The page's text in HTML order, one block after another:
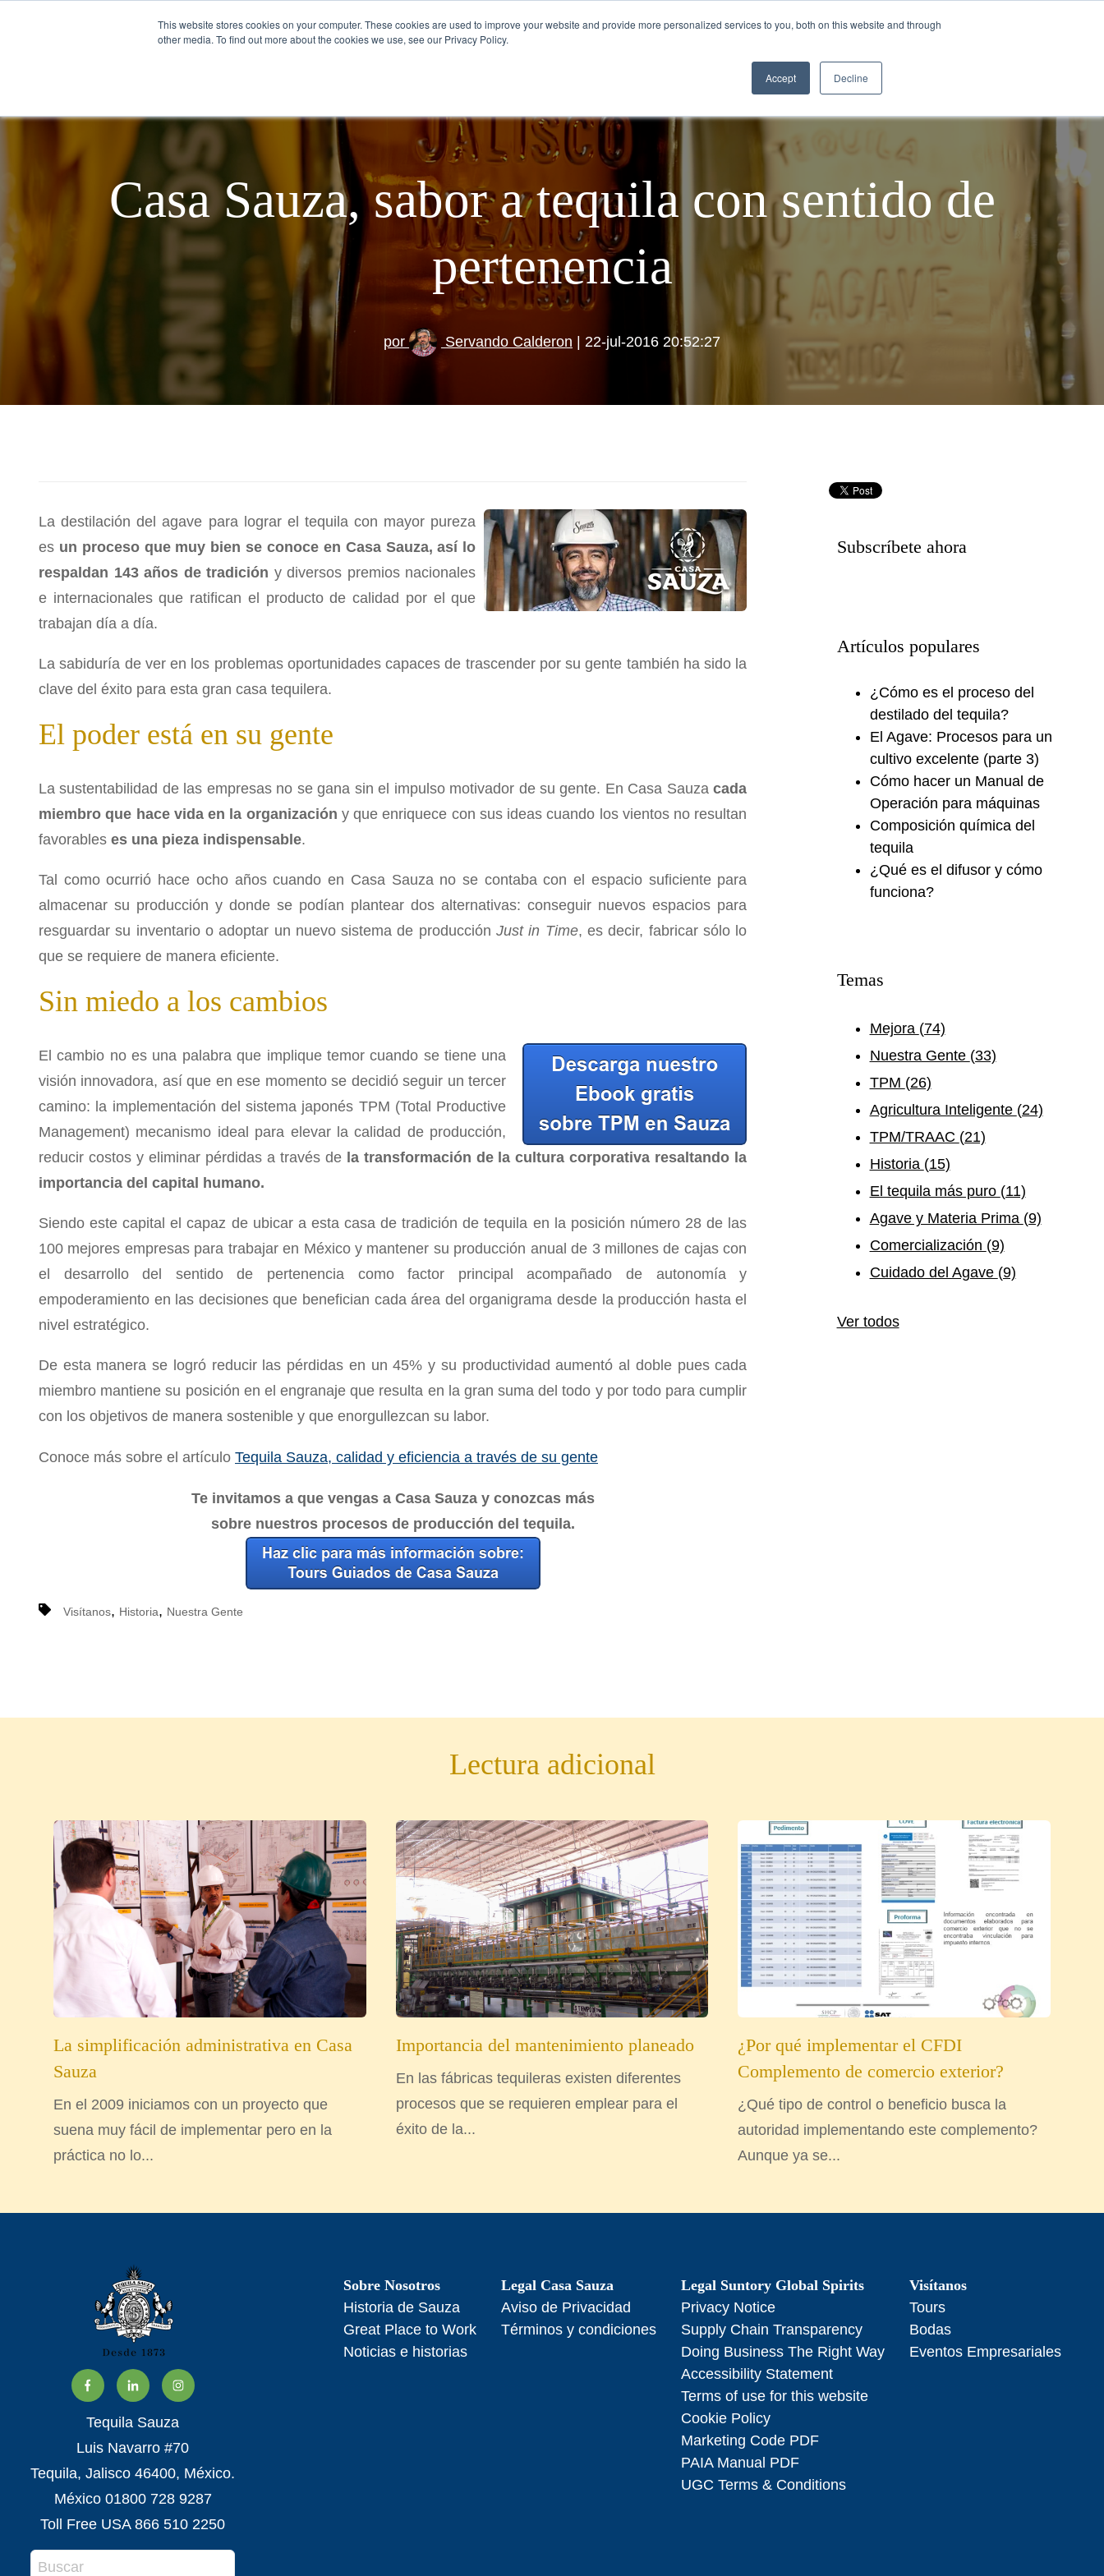
This website stores cookies on your computer. These cookies are used to improve your website and provide more personalized services to you, both on this website and through
other media. To find out more about the cookies we use, see our Privacy Policy.
Accept Decline
Español SOBRE NOSOTROS VISÍTANOS
Casa Sauza, sabor a tequila con sentido de
pertenencia
por Servando Calderon | 22-jul-2016 20:52:27
La destilación del agave para lograr el tequila con mayor pureza
es un proceso que muy bien se conoce en Casa Sauza, así lo
respaldan 143 años de tradición y diversos premios nacionales
e internacionales que ratifican el producto de calidad por el que
trabajan día a día.
La sabiduría de ver en los problemas oportunidades capaces de trascender por su gente también ha sido la
clave del éxito para esta gran casa tequilera.
El poder está en su gente
La sustentabilidad de las empresas no se gana sin el impulso motivador de su gente. En Casa Sauzacada
miembro que hace vida en la organización y que enriquece con sus ideas cuando los vientos no resultan
favorables es una pieza indispensable.
Tal como ocurrió hace ocho años cuando en Casa Sauza no se contaba con el espacio suficiente para
almacenar su producción y donde se podían plantear dos alternativas: conseguir nuevos espacios para
resguardar su inventario o adoptar un nuevo sistema de producciónJust in Time, es decir, fabricar sólo lo
que se requiere de manera eficiente.
Sin miedo a los cambios
El cambio no es una palabra que implique temor cuando se tiene una
visión innovadora, así que en ese momento se decidió seguir un tercer
camino: la implementación del sistema japonés TPM (Total Productive
Management) mecanismo ideal para elevar la calidad de producción,
reducir costos y eliminar pérdidas a través dela transformación de la cultura corporativa resaltando la
importancia del capital humano.
Siendo este capital el capaz de ubicar a esta casa de tradición de tequila en la posición número 28 de las
100 mejores empresas para trabajar en México y mantener su producción anual de 3 millones de cajas con
el desarrollo del sentido de pertenencia como factor principal acompañado de autonomía y
empoderamiento en las decisiones que benefician cada área del organigrama desde la producción hasta el
nivel estratégico.
De esta manera se logró reducir las pérdidas en un 45% y su productividad aumentó al doble pues cada
miembro mantiene su posición en el engranaje que resulta en la gran suma del todo y por todo para cumplir
con los objetivos de manera sostenible y que enorgullezcan su labor.
Conoce más sobre el artículo Tequila Sauza, calidad y eficiencia a través de su gente
Te invitamos a que vengas a Casa Sauza y conozcas más
sobre nuestros procesos de producción del tequila.
Visítanos, Historia, Nuestra Gente
Subscríbete ahora
Artículos populares
¿Cómo es el proceso del
destilado del tequila?
El Agave: Procesos para un
cultivo excelente (parte 3)
Cómo hacer un Manual de
Operación para máquinas
Composición química del
tequila
¿Qué es el difusor y cómo
funciona?
Temas
Mejora (74)
Nuestra Gente (33)
TPM (26)
Agricultura Inteligente (24)
TPM/TRAAC (21)
Historia (15)
El tequila más puro (11)
Agave y Materia Prima (9)
Comercialización (9)
Cuidado del Agave (9)
Ver todos
Lectura adicional
La simplificación administrativa en Casa
Sauza
En el 2009 iniciamos con un proyecto que
suena muy fácil de implementar pero en la
práctica no lo...
Importancia del mantenimiento planeado
En las fábricas tequileras existen diferentes
procesos que se requieren emplear para el
éxito de la...
¿Por qué implementar el CFDI
Complemento de comercio exterior?
¿Qué tipo de control o beneficio busca la
autoridad implementando este complemento?
Aunque ya se...
Tequila Sauza
Luis Navarro #70
Tequila, Jalisco 46400, México.
México 01800 728 9287
Toll Free USA 866 510 2250
Sobre Nosotros
Historia de Sauza
Great Place to Work
Noticias e historias
Legal Casa Sauza
Aviso de Privacidad
Términos y condiciones
Legal Suntory Global Spirits
Privacy Notice
Supply Chain Transparency
Doing Business The Right Way
Accessibility Statement
Terms of use for this website
Cookie Policy
Marketing Code PDF
PAIA Manual PDF
UGC Terms & Conditions
Visítanos
Tours
Bodas
Eventos Empresariales